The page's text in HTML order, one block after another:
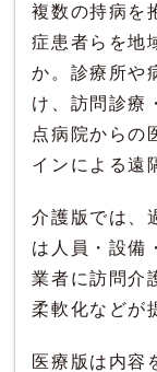
複数の持病を
症患者らを地
か。診療所や
け、訪問診療
点病院からの
インによる遠
介護版では、
は人員・設備
業者に訪問介
柔軟化などが
医療版は内容